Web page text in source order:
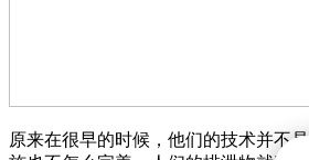
原来在很早的时候，他们的技术并不